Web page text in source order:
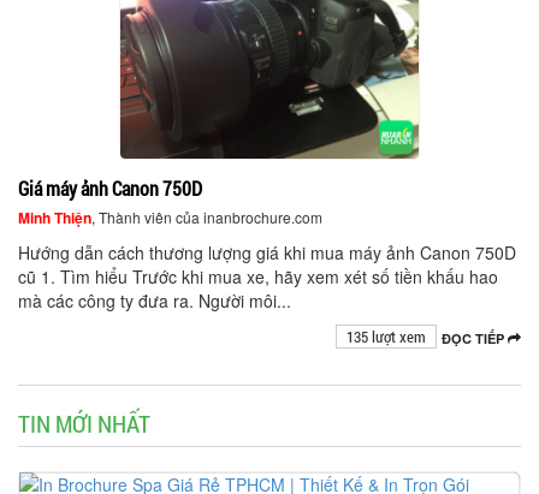
Giá máy ảnh Canon 750D
Minh Thiện, Thành viên của inanbrochure.com
Hướng dẫn cách thương lượng giá khi mua máy ảnh Canon 750D
cũ 1. Tìm hiểu Trước khi mua xe, hãy xem xét số tiền khấu hao
mà các công ty đưa ra. Người môi...
ĐỌC TIẾP
135 lượt xem
TIN MỚI NHẤT